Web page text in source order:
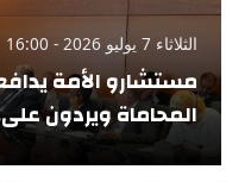
الثلاثاء 7 يوليو 2026 - 16:00
مستشارو الأمة
المحاماة ويردون